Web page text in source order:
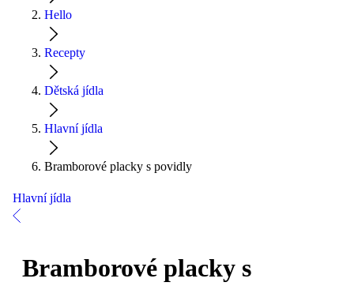
Hello
Recepty
Dětská jídla
Hlavní jídla
Bramborové placky s povidly
Hlavní jídla
Bramborové placky s